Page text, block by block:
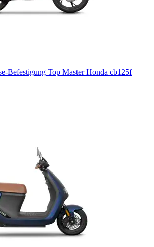
Befestigung Top Master Honda cb125f